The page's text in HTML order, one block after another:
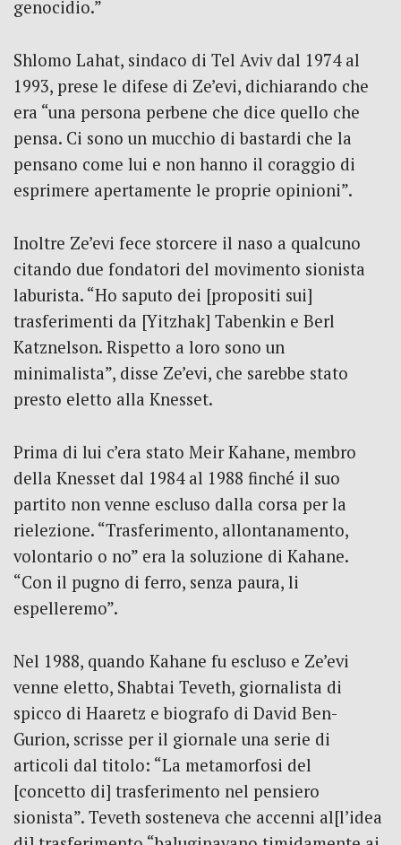
genocidio.”
Shlomo Lahat, sindaco di Tel Aviv dal 1974 al
1993, prese le difese di Ze’evi, dichiarando che
era “una persona perbene che dice quello che
pensa. Ci sono un mucchio di bastardi che la
pensano come lui e non hanno il coraggio di
esprimere apertamente le proprie opinioni”.
Inoltre Ze’evi fece storcere il naso a qualcuno
citando due fondatori del movimento sionista
laburista. “Ho saputo dei [propositi sui]
trasferimenti da [Yitzhak] Tabenkin e Berl
Katznelson. Rispetto a loro sono un
minimalista”, disse Ze’evi, che sarebbe stato
presto eletto alla Knesset.
Prima di lui c’era stato Meir Kahane, membro
della Knesset dal 1984 al 1988 finché il suo
partito non venne escluso dalla corsa per la
rielezione. “Trasferimento, allontanamento,
volontario o no” era la soluzione di Kahane.
“Con il pugno di ferro, senza paura, li
espelleremo”.
Nel 1988, quando Kahane fu escluso e Ze’evi
venne eletto, Shabtai Teveth, giornalista di
spicco di Haaretz e biografo di David Ben-
Gurion, scrisse per il giornale una serie di
articoli dal titolo: “La metamorfosi del
[concetto di] trasferimento nel pensiero
sionista”. Teveth sosteneva che accenni al[l’idea